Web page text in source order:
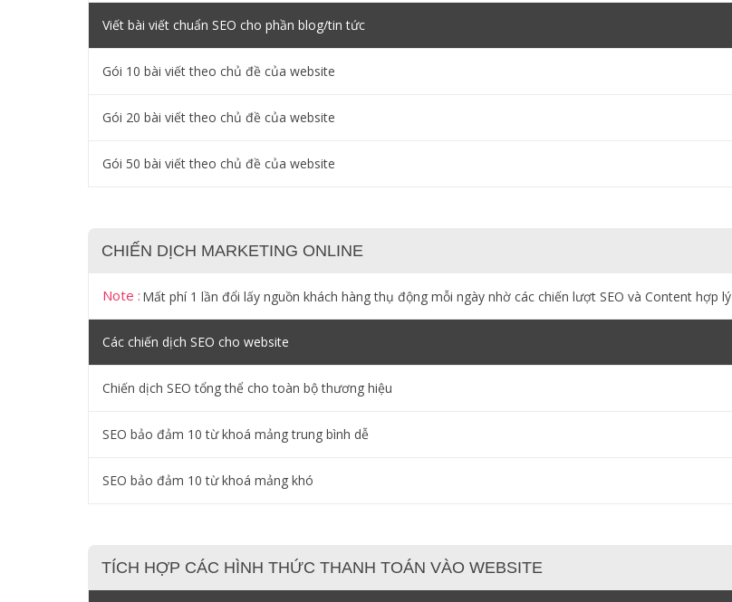
Viết bài viết chuẩn SEO cho phần blog/tin tức
Gói 10 bài viết theo chủ đề của website
Gói 20 bài viết theo chủ đề của website
Gói 50 bài viết theo chủ đề của website
CHIẾN DỊCH MARKETING ONLINE
Note : Mất phí 1 lần đổi lấy nguồn khách hàng thụ động mỗi ngày nhờ các chiến lượt SEO và Content hợp lý
Các chiến dịch SEO cho website
Chiến dịch SEO tổng thể cho toàn bộ thương hiệu
SEO bảo đảm 10 từ khoá mảng trung bình dễ
SEO bảo đảm 10 từ khoá mảng khó
TÍCH HỢP CÁC HÌNH THỨC THANH TOÁN VÀO WEBSITE